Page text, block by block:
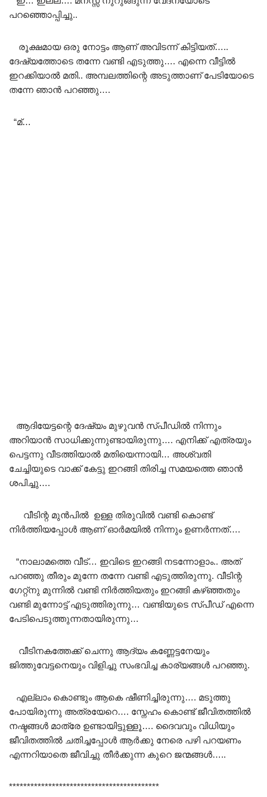
പറഞ്ഞൊപ്പിച്ചു..
രൂക്ഷമായ ഒരു നോട്ടം ആണ് അവിടന്ന് കിട്ടിയത്…..
ദേഷ്യത്തോടെ തന്നേ വണ്ടി എടുത്തു…. എന്നെ വീട്ടിൽ
ഇറക്കിയാൽ മതി.. അമ്പലത്തിന്റെ അടുത്താണ് പേടിയോടെ
തന്നേ ഞാൻ പറഞ്ഞു….
“മ്…
ആദിയേട്ടന്റെ ദേഷ്യം മുഴുവൻ സ്പീഡിൽ നിന്നും
അറിയാൻ സാധിക്കുന്നുണ്ടായിരുന്നു…. എനിക്ക് എത്രയും
പെട്ടന്നു വീടത്തിയാൽ മതിയെന്നായി… അശ്വതി
ചേച്ചിയുടെ വാക്ക് കേട്ടു ഇറങ്ങി തിരിച്ച സമയത്തെ ഞാൻ
ശപിച്ചു….
വീടിന്റ മുൻപിൽ ഉള്ള തിരുവിൽ വണ്ടി കൊണ്ട്
നിർത്തിയപ്പോൾ ആണ് ഓർമയിൽ നിന്നും ഉണർന്നത്….
“നാലാമത്തെ വീട്… ഇവിടെ ഇറങ്ങി നടന്നോളാം.. അത്
പറഞ്ഞു തീരും മുന്നേ തന്നേ വണ്ടി എടുത്തിരുന്നു. വീടിന്റ
ഗേറ്റ്നു മുന്നിൽ വണ്ടി നിർത്തിയതും ഇറങ്ങി കഴ്ഞ്ഞതും
വണ്ടി മുന്നോട്ട് എടുത്തിരുന്നു… വണ്ടിയുടെ സ്പീഡ് എന്നെ
പേടിപെടുത്തുന്നതായിരുന്നു…
വീടിനകത്തേക്ക് ചെന്നു ആദ്യം കണ്ണേട്ടനേയും
ജിത്തുവേട്ടനെയും വിളിച്ചു സംഭവിച്ച കാര്യങ്ങൾ പറഞ്ഞു.
എല്ലാം കൊണ്ടും ആകെ ഷീണിച്ചിരുന്നു…. മടുത്തു
പോയിരുന്നു അത്രയേറെ…. സ്നേഹം കൊണ്ട് ജീവിതത്തിൽ
നഷ്ടങ്ങൾ മാത്രേ ഉണ്ടായിട്ടുള്ളൂ…. ദൈവവും വിധിയും
ജീവിതത്തിൽ ചതിച്ചപ്പോൾ ആർക്കു നേരെ പഴി പറയണം
എന്നറിയാതെ ജീവിച്ചു തീർക്കുന്ന കുറെ ജന്മങ്ങൾ…..
******************************************